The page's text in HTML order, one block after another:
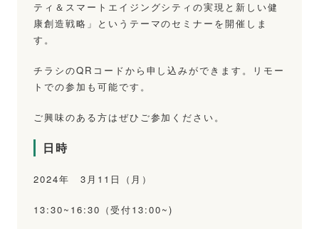
ティ＆スマートエイジングシティの実現と新しい健
康創造戦略」というテーマのセミナーを開催しま
す。
チラシのQRコードから申し込みができます。リモー
トでの参加も可能です。
ご興味のある方はぜひご参加ください。
日時
2024年 3月11日（月）
13:30~16:30（受付13:00~)